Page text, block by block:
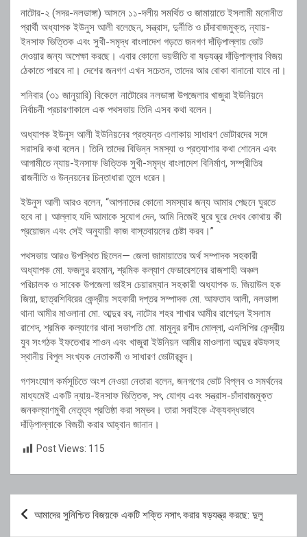
নাটোর-২ (সদর-নলডাঙ্গা) আসনে ১১-দলীয় সমর্থিত ও জামায়াতে ইসলামী মনোনীত
প্রার্থী অধ্যাপক ইউনুস আলী বলেছেন, সন্ত্রাস, দুর্নীতি ও চাঁদাবাজমুক্ত, ন্যায়-
ইনসাফ ভিত্তিক এবং সুখী-সমৃদ্ধ বাংলাদেশ গড়তে জনগণ দাঁড়িপাল্লায় ভোট
দেওয়ার জন্য অপেক্ষা করছে। এবার কোনো ভয়ভীতি বা ষড়যন্ত্র দাঁড়িপাল্লার বিজয়
ঠেকাতে পারবে না। দেশের জনগণ এখন সচেতন, তাদের আর বোকা বানানো যাবে না।
শনিবার (৩১ জানুয়ারি) বিকেলে নাটোরের নলডাঙ্গা উপজেলার খাজুরা ইউনিয়নে
নির্বাচনী প্রচারণাকালে এক পথসভায় তিনি এসব কথা বলেন।
অধ্যাপক ইউনুস আলী ইউনিয়নের প্রত্যন্ত এলাকায় সাধারণ ভোটারদের সঙ্গে
সরাসরি কথা বলেন। তিনি তাদের বিভিন্ন সমস্যা ও প্রত্যাশার কথা শোনেন এবং
আগামীতে ন্যায়-ইনসাফ ভিত্তিক সুখী-সমৃদ্ধ বাংলাদেশ বিনির্মাণ, সম্প্রীতির
রাজনীতি ও উন্নয়নের চিন্তাধারা তুলে ধরেন।
ইউনুস আলী আরও বলেন, “আপনাদের কোনো সমস্যার জন্য আমার পেছনে ঘুরতে
হবে না। আল্লাহ যদি আমাকে সুযোগ দেন, আমি নিজেই ঘুরে ঘুরে দেখব কোথায় কী
প্রয়োজন এবং সেই অনুযায়ী কাজ বাস্তবায়নের চেষ্টা করব।”
পথসভায় আরও উপস্থিত ছিলেন— জেলা জামায়াতের অর্থ সম্পাদক সহকারী
অধ্যাপক মো. ফজলুর রহমান, শ্রমিক কল্যাণ ফেডারেশনের রাজশাহী অঞ্চল
পরিচালক ও সাবেক উপজেলা ভাইস চেয়ারম্যান সহকারী অধ্যাপক ড. জিয়াউল হক
জিয়া, ছাত্রশিবিরের কেন্দ্রীয় সহকারী দপ্তর সম্পাদক মো. আফতাব আলী, নলডাঙ্গা
থানা আমীর মাওলানা মো. আব্দুর রব, নাটোর শহর শাখার আমীর রাশেদুল ইসলাম
রাশেদ, শ্রমিক কল্যাণের থানা সভাপতি মো. মামুনুর রশীদ মোল্লা, এনসিপির কেন্দ্রীয়
যুব সংগঠক ইফতেখার শাওন এবং খাজুরা ইউনিয়ন আমীর মাওলানা আব্দুর রউফসহ
স্থানীয় বিপুল সংখ্যক নেতাকর্মী ও সাধারণ ভোটারবৃন্দ।
গণসংযোগ কর্মসূচিতে অংশ নেওয়া নেতারা বলেন, জনগণের ভোট বিপ্লব ও সমর্থনের
মাধ্যমেই একটি ন্যায়-ইনসাফ ভিত্তিক, সৎ, যোগ্য এবং সন্ত্রাস-চাঁদাবাজমুক্ত
জনকল্যাণমুখী নেতৃত্ব প্রতিষ্ঠা করা সম্ভব। তারা সবাইকে ঐক্যবদ্ধভাবে
দাঁড়িপাল্লাকে বিজয়ী করার আহ্বান জানান।
Post Views: 115
Post
navigation
আমাদের সুনিশ্চিত বিজয়কে একটি শক্তি নসাৎ করার ষড়যন্ত্র করছে: দুলু